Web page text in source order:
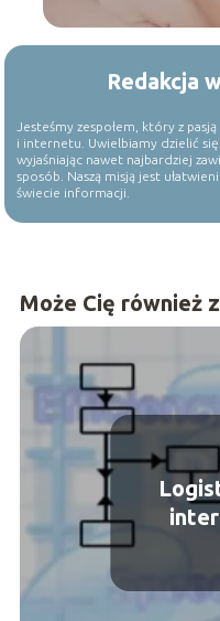
Redakcja
Jesteśmy zespołem, który z
i internetu. Uwielbiamy dzielić się
wyjaśniając nawet najbardziej
sposób. Naszą misją jest
świecie informacji.
Może Cię również